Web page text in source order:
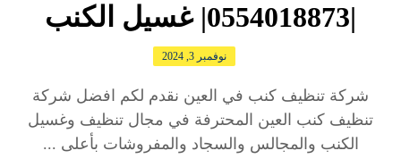
|0554018873| غسيل الكنب
نوفمبر 3, 2024
شركة تنظيف كنب في العين نقدم لكم افضل شركة
تنظيف كنب العين المحترفة في مجال تنظيف وغسيل
الكنب والمجالس والسجاد والمفروشات بأعلى ...